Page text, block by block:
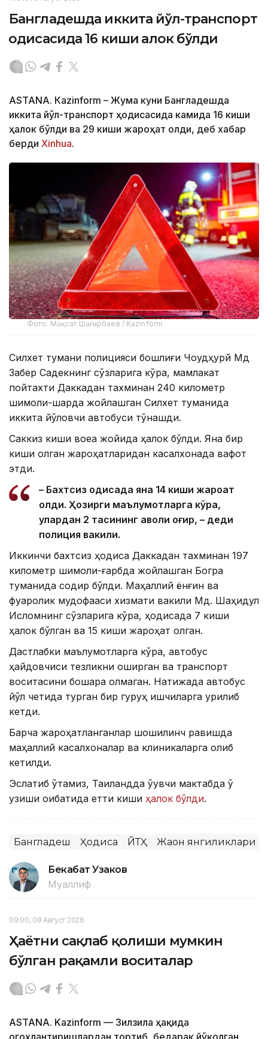
Бангладешда иккита йўл-транспорт
ҳодисасида 16 киши ҳалок бўлди
ASTANА. Кazinform – Жума куни Бангладешда
иккита йўл-транспорт ҳодисасида камида 16 киши
ҳалок бўлди ва 29 киши жароҳат олди, деб хабар
берди Xinhua.
Фото: Мақсат Шағирбаев / Kazinform
Силхет тумани полицияси бошлиғи Чоудҳурй Мд
Забер Садекнинг сўзларига кўра, мамлакат
пойтахти Даккадан тахминан 240 километр
шимоли-шарқда жойлашган Силхет туманида
иккита йўловчи автобуси тўқнашди.
Саккиз киши воқеа жойида ҳалок бўлди. Яна бир
киши олган жароҳатларидан касалхонада вафот
этди.
– Бахтсиз ҳодисада яна 14 киши жароҳат
олди. Ҳозирги маълумотларга кўра,
улардан 2 тасининг аҳволи оғир, – деди
полиция вакили.
Иккинчи бахтсиз ҳодиса Даккадан тахминан 197
километр шимоли-ғарбда жойлашган Богра
туманида содир бўлди. Маҳаллий ёнғин ва
фуқаролик мудофааси хизмати вакили Мд. Шаҳидул
Исломнинг сўзларига кўра, ҳодисада 7 киши
ҳалок бўлган ва 15 киши жароҳат олган.
Дастлабки маълумотларга кўра, автобус
ҳайдовчиси тезликни оширган ва транспорт
воситасини бошқара олмаган. Натижада автобус
йўл четида турган бир гуруҳ ишчиларга урилиб
кетди.
Барча жароҳатланганлар шошилинч равишда
маҳаллий касалхоналар ва клиникаларга олиб
кетилди.
Эслатиб ўтамиз, Таиландда ўқувчи мактабда ўқ
узиши оқибатида етти киши ҳалок бўлди.
Бангладеш Ҳодиса ЙТҲ Жаҳон янгиликлари
Бекабат Узаков
Муаллиф
09:00, 08 Август 2026
Ҳаётни сақлаб қолиши мумкин
бўлган рақамли воситалар
ASTANA. Kazinform — Зилзила ҳақида
огоҳлантиришлардан тортиб, бедарак йўқолган